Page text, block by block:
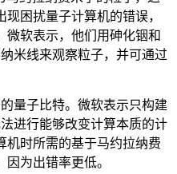
困扰量子计算机的错误，
微软表示，他们用砷化铟和
米线来观察粒子，并可通过
量子比特。微软表示只构建
进行能够改变计算本质的计
机时所需的基于马约拉纳费
为出错率更低。